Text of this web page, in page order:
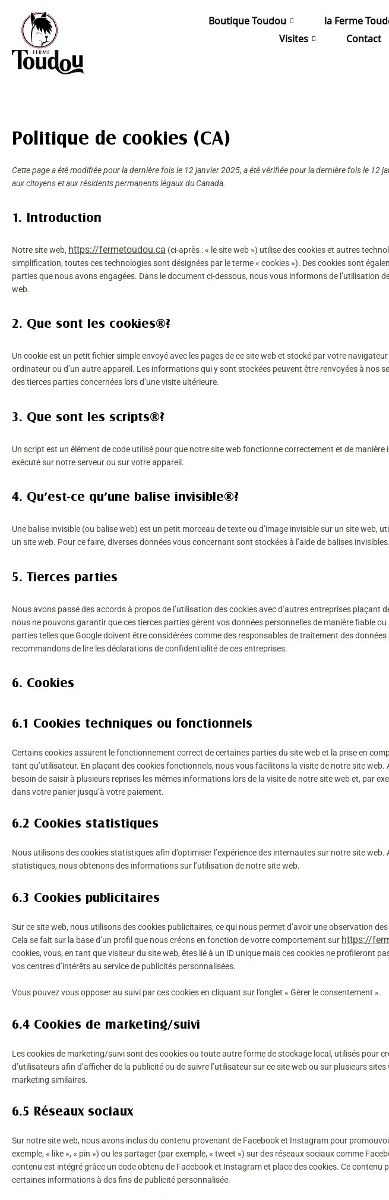
contenu
Boutique Toudou la Ferme
Visites
Contact
Politique de cookies (CA)
Cette page a été modifiée pour la dernière fois le 12 janvier 2025, a été vérifiée pour la dernière fois le 12
aux citoyens et aux résidents permanents légaux du Canada.
1. Introduction
Notre site web, https://fermetoudou.ca (ci-après : « le site web ») utilise des cookies et autres
simplification, toutes ces technologies sont désignées par le terme « cookies »). Des cookies sont
parties que nous avons engagées. Dans le document ci-dessous, nous vous informons de l’utilisation
web.
2. Que sont les cookies ?
Un cookie est un petit fichier simple envoyé avec les pages de ce site web et stocké par votre
ordinateur ou d’un autre appareil. Les informations qui y sont stockées peuvent être renvoyées à nos
des tierces parties concernées lors d’une visite ultérieure.
3. Que sont les scripts ?
Un script est un élément de code utilisé pour que notre site web fonctionne correctement et de manière
exécuté sur notre serveur ou sur votre appareil.
4. Qu’est-ce qu’une balise invisible ?
Une balise invisible (ou balise web) est un petit morceau de texte ou d’image invisible sur un site web,
un site web. Pour ce faire, diverses données vous concernant sont stockées à l’aide de balises invisibles.
5. Tierces parties
Nous avons passé des accords à propos de l’utilisation des cookies avec d’autres entreprises plaçant
nous ne pouvons garantir que ces tierces parties gèrent vos données personnelles de manière fiable ou
parties telles que Google doivent être considérées comme des responsables de traitement des
recommandons de lire les déclarations de confidentialité de ces entreprises.
6. Cookies
6.1 Cookies techniques ou fonctionnels
Certains cookies assurent le fonctionnement correct de certaines parties du site web et la prise en
tant qu’utilisateur. En plaçant des cookies fonctionnels, nous vous facilitons la visite de notre site web.
besoin de saisir à plusieurs reprises les mêmes informations lors de la visite de notre site web et, par
dans votre panier jusqu’à votre paiement.
6.2 Cookies statistiques
Nous utilisons des cookies statistiques afin d’optimiser l’expérience des internautes sur notre site web.
statistiques, nous obtenons des informations sur l’utilisation de notre site web.
6.3 Cookies publicitaires
Sur ce site web, nous utilisons des cookies publicitaires, ce qui nous permet d’avoir une observation
Cela se fait sur la base d’un profil que nous créons en fonction de votre comportement sur https://
cookies, vous, en tant que visiteur du site web, êtes lié à un ID unique mais ces cookies ne profileront
vos centres d’intérêts au service de publicités personnalisées.
Vous pouvez vous opposer au suivi par ces cookies en cliquant sur l’onglet « Gérer le consentement ».
6.4 Cookies de marketing/suivi
Les cookies de marketing/suivi sont des cookies ou toute autre forme de stockage local, utilisés pour
d’utilisateurs afin d’afficher de la publicité ou de suivre l’utilisateur sur ce site web ou sur plusieurs
marketing similaires.
6.5 Réseaux sociaux
Sur notre site web, nous avons inclus du contenu provenant de Facebook et Instagram pour
exemple, « like », « pin ») ou les partager (par exemple, « tweet ») sur des réseaux sociaux comme
contenu est intégré grâce un code obtenu de Facebook et Instagram et place des cookies. Ce contenu
certaines informations à des fins de publicité personnalisée.